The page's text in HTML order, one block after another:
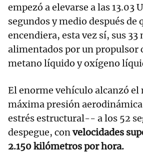
empezó a elevarse a las 13.03
segundos y medio después de
encendiera, esta vez sí, sus
alimentados por un propulsor
metano líquido y oxígeno
El enorme vehículo alcanzó el
máxima presión
estrés estructural-- a los 52
despegue, convelocidades
2.150 kilómetros por hora.